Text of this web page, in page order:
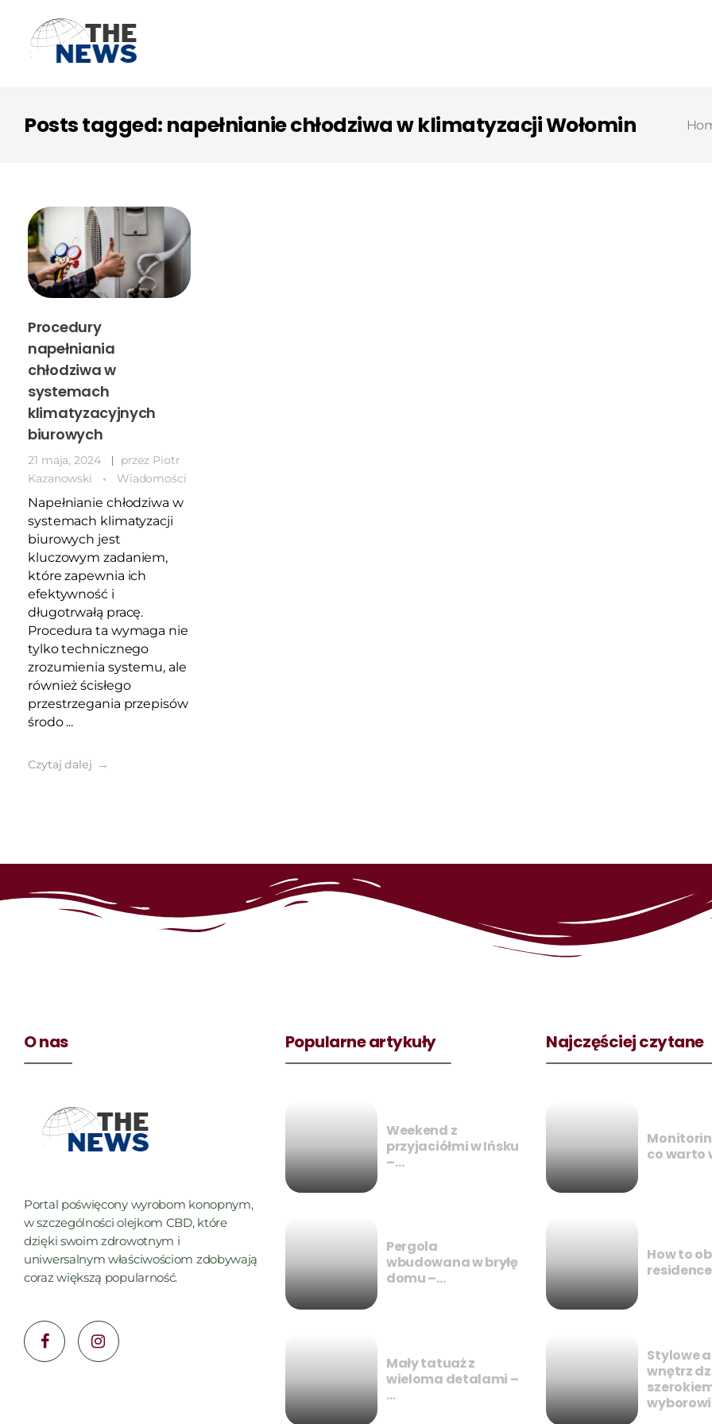
Posts tagged: napełnianie chłodziwa w klimatyzacji Wołomin
Procedury
napełniania
chłodziwa w
systemach
klimatyzacyjnych
biurowych
21 maja, 2024 przez Piotr
Kazanowski
Wiadomości
Napełnianie chłodziwa w
systemach klimatyzacji
biurowych jest
kluczowym zadaniem,
które zapewnia ich
efektywność i
długotrwałą pracę.
Procedura ta wymaga nie
tylko technicznego
zrozumienia systemu, ale
również ścisłego
przestrzegania przepisów
środo ...
Czytaj dalej
O nas
Portal poświęcony wyrobom konopnym,
w szczególności olejkom CBD, które
dzięki swoim zdrowotnym i
uniwersalnym właściwościom zdobywają
coraz większą popularność.
Popularne artykuły
Weekend z
przyjaciółmi w Ińsku
–…
Pergola
wbudowana w bryłę
domu –…
Mały tatuaż z
wieloma detalami –
…
Najczęściej czytane
co warto
How to
Stylowe
wnętrz